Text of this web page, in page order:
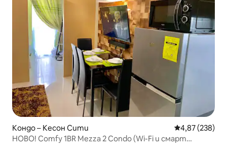
Кондо – Кесон Сити Средна
4,87 (238)
НОВО! Comfy 1BR Mezza 2 Condo (Wi-Fi и смарт